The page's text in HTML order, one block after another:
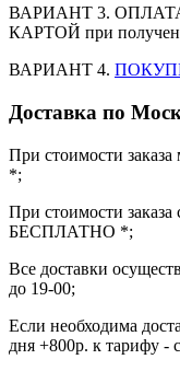
ВАРИАНТ 3.
КАРТОЙ при
ВАРИАНТ 4.
Доставка по
При стоимости заказа
*;
При стоимости
БЕСПЛАТНО *;
Все доставки
до 19-00;
Если необходима
дня +800р. к тарифу -